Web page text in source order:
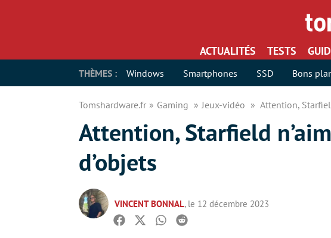
ACTUALITÉS TESTS
THÈMES : Windows Smartphones SSD Bons
Tomshardware.fr Gaming Jeux-vidéo Attention,
Attention, Starfield
d’objets
VINCENT BONNAL, le 12 décembre 2023
Facebook
TwitterWhatsapp
Reddit